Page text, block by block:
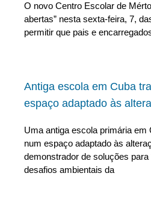
O novo Centro Escolar de
abertas” nesta sexta-feira, 7,
permitir que pais e
Antiga escola em Cuba
espaço adaptado às
Uma antiga escola primária em
num espaço adaptado às
demonstrador de soluções para
desafios ambientais da